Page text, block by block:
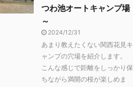
つわ池オートキャンプ場
～
2024/12/31
あまり教えたくない関西花見キ
ャンプの穴場を紹介します。
こんな感じで距離をしっかり保
ちながら満開の桜が楽しめま